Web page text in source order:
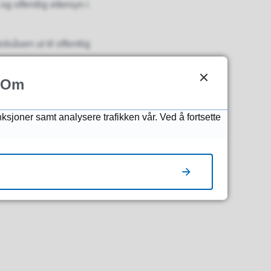
offentlig ettersyn i
ut til offentlig
Ved
Om
samt analysere trafikken vår. Ved å fortsette